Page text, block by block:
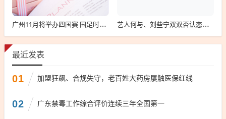
广州11月将举办四国赛 国足时隔七年重返天体 艺人何与、刘些宁双双否认恋情：单身，勿扰；两人绯闻已持续三年
最近发表
01 加盟狂飙、合规失守，老百姓大药房屡触医保红线
02 广东禁毒工作综合评价连续三年全国第一